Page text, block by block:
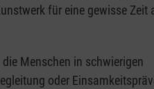
für eine gewisse Zeit
die Menschen in schwierigen
oder